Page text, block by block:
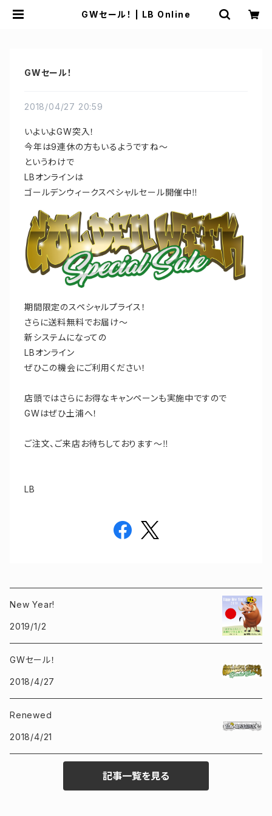
GWセール！ | LB Online
GWセール！
2018/04/27 20:59
いよいよGW突入！
今年は9連休の方もいるようですね〜
というわけで
LBオンラインは
ゴールデンウィークスペシャルセール開催中‼︎
期間限定のスペシャルプライス！
さらに送料無料でお届け〜
新システムになっての
LBオンライン
ぜひこの機会にご利用ください！
店頭ではさらにお得なキャンペーンも実施中ですので
GWはぜひ土浦へ！
ご注文、ご来店お待ちしております〜‼︎
LB
New Year!
2019/1/2
GWセール！
2018/4/27
Renewed
2018/4/21
記事一覧を見る